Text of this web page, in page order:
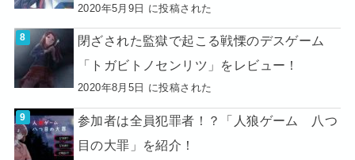
2020年5月9日 に投稿された
閉ざされた監獄で起こる戦慄のデスゲーム
「トガビトノセンリツ」をレビュー！
2020年8月5日 に投稿された
参加者は全員犯罪者！？「人狼ゲーム 八つ
目の大罪」を紹介！